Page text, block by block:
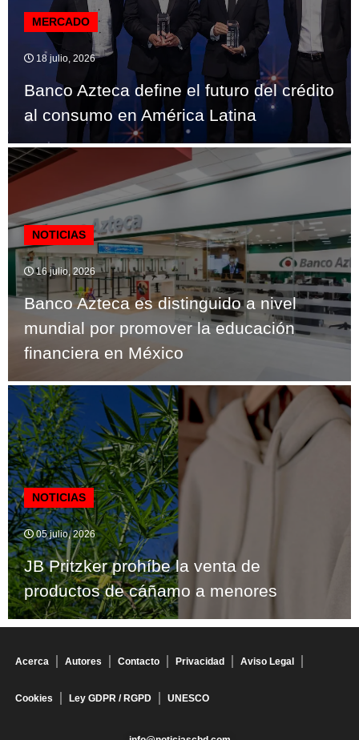
MERCADO
18 julio, 2026
Banco Azteca define el futuro del crédito
al consumo en América Latina
NOTICIAS
16 julio, 2026
Banco Azteca es distinguido a nivel
mundial por promover la educación
financiera en México
NOTICIAS
05 julio, 2026
JB Pritzker prohíbe la venta de
productos de cáñamo a menores
Acerca Autores Contacto Privacidad Aviso Legal
Cookies Ley GDPR / RGPD UNESCO